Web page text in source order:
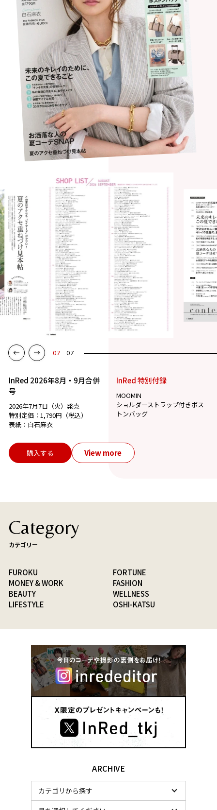
07 07
InRed 2026年8月・9月合併
号
2026年7月7日（火）発売
特別定価：1,790円（税込）
表紙：白石麻衣
InRed 特別付録
MOOMIN
ショルダーストラップ付きボス
トンバッグ
購入する View more
Category
カテゴリー
FUROKU
FORTUNE
MONEY & WORK
FASHION
BEAUTY
WELLNESS
LIFESTYLE
OSHI-KATSU
ARCHIVE